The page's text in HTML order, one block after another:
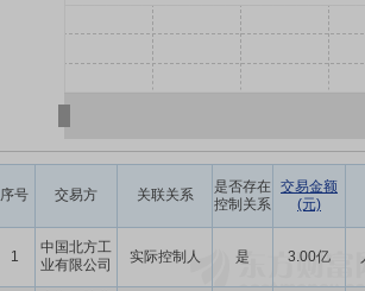
序号 交易方 关联关系
是否存在
控制关系
交易金额
(元)
1
中国北方工
业有限公司
实际控制人 是 3.00亿